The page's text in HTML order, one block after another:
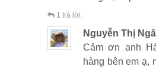
1 trả lời:
Nguyễn Thị
Cảm ơn anh
hàng bên em ạ,